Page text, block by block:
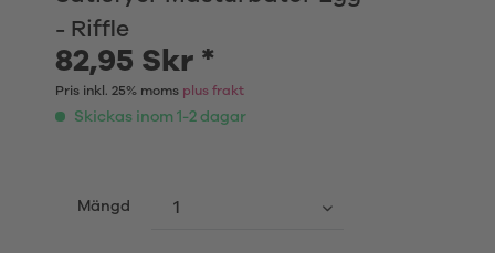
- Riffle
82,95 Skr *
Pris inkl. 25% moms plus frakt
Skickas inom 1-2 dagar
Mängd